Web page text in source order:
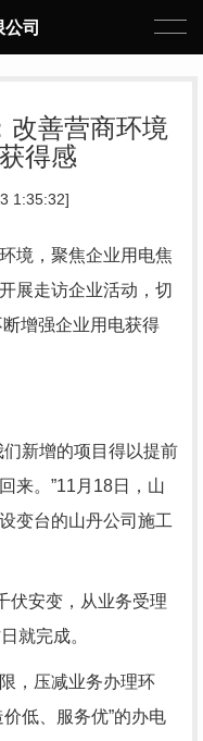
司
改善营商环境
得感
1:35:32]
境，聚焦企业用电焦
展走访企业活动，切
增强企业用电获得
新增的项目得以提前
来。”11月18日，山
变台的山丹公司施工
伏安变，从业务受理
就完成。
，压减业务办理环
低、服务优”的办电